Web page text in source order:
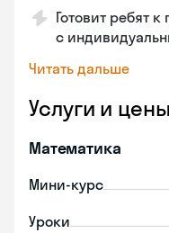
Готовит ребят
с
Читать дальше
Услуги и цены
Математика
Мини-курс
Уроки